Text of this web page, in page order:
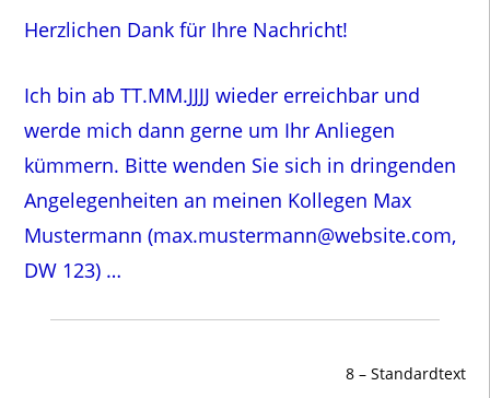
Herzlichen Dank für Ihre Nachricht!
Ich bin ab TT.MM.JJJJ wieder erreichbar und
werde mich dann gerne um Ihr Anliegen
kümmern. Bitte wenden Sie sich in dringenden
Angelegenheiten an meinen Kollegen Max
Mustermann (max.mustermann@website.com,
DW 123) …
8 – Standardtext